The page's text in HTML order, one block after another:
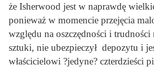
że Isherwood jest w naprawdę
ponieważ w momencie przejęcia
względu na oszczędności i trudności
sztuki, nie ubezpieczył depozytu i
właścicielowi ?jedyne? czterdzieści